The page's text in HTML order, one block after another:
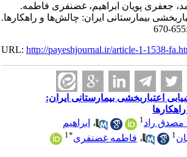
جعفری پویان ابراهیم، غضنفری فاطمه.
بیمارستانی ایران: چالش‌ها و راهکارها.
URL:http://payeshjournal.ir/article-1-1538-
اعتباربخشی بیمارستانی ایران:
راد 1 ،ابراهیم
1 ،فاطمه غضنفری 1